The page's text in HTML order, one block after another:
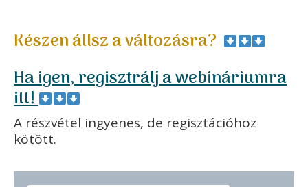
Készen állsz a változásra?
Ha igen, regisztrálj a webináriumra
itt!
A részvétel ingyenes, de regisztációhoz
kötött.